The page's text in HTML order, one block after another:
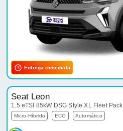
Entrega inmediata
Seat Leon
1.5 eTSI 85kW DSG Style XL Fleet Pack
Micro-Híbrido ECO Automático